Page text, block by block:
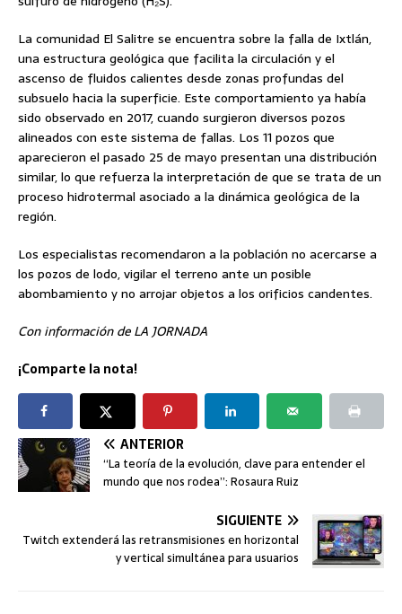
La comunidad El Salitre se encuentra sobre la falla de Ixtlán,
una estructura geológica que facilita la circulación y el
ascenso de fluidos calientes desde zonas profundas del
subsuelo hacia la superficie. Este comportamiento ya había
sido observado en 2017, cuando surgieron diversos pozos
alineados con este sistema de fallas. Los 11 pozos que
aparecieron el pasado 25 de mayo presentan una distribución
similar, lo que refuerza la interpretación de que se trata de un
proceso hidrotermal asociado a la dinámica geológica de la
región.
Los especialistas recomendaron a la población no acercarse a
los pozos de lodo, vigilar el terreno ante un posible
abombamiento y no arrojar objetos a los orificios candentes.
Con información de LA JORNADA
¡Comparte la nota!
ANTERIOR
“La teoría de la evolución, clave para entender el
mundo que nos rodea”: Rosaura Ruiz
SIGUIENTE
Twitch extenderá las retransmisiones en horizontal
y vertical simultánea para usuarios